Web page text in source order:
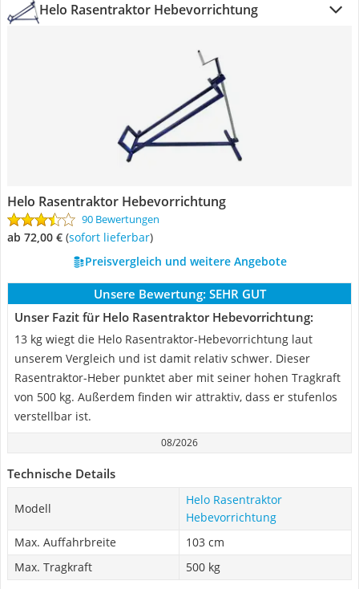
Helo Rasentraktor Hebevorrichtung
Helo Rasentraktor Hebevorrichtung
90 Bewertungen
ab 72,00 € ( Sofort lieferbar)
Preisvergleich und weitere Angebote
Unsere Bewertung: SEHR GUT
Unser Fazit für Helo Rasentraktor Hebevorrichtung:
13 kg wiegt die Helo Rasentraktor-Hebevorrichtung laut
unserem Vergleich und ist damit relativ schwer. Dieser
Rasentraktor-Heber punktet aber mit seiner hohen Tragkraft
von 500 kg. Außerdem finden wir attraktiv, dass er stufenlos
verstellbar ist.
08/2026
Technische Details
Modell
Helo Rasentraktor
Hebevorrichtung
Max. Auffahrbreite
103 cm
Max. Tragkraft
500 kg